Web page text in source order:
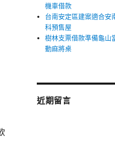
機車借款
台南安定區建案適合安
科預售屋
樹林支票借款準備龜山
動麻將桌
近期留言